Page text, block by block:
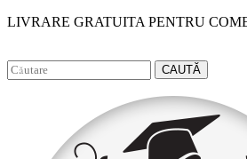
LIVRARE GRATUITA PENTRU
CAUTĂ